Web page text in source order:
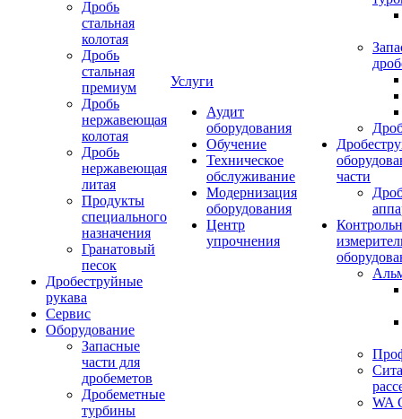
Дробь
стальная
колотая
Дробь
стальная
премиум
Дробь
нержавеющая
колотая
Дробь
нержавеющая
литая
Продукты
специального
назначения
Гранатовый
песок
Дробеструйные
рукава
Сервис
Оборудование
Запасные
части для
дробеметов
Дробеметные
турбины
Услуги
Аудит
оборудования
Обучение
Техническое
обслуживание
Модернизация
оборудования
Центр
упрочнения
части
WA